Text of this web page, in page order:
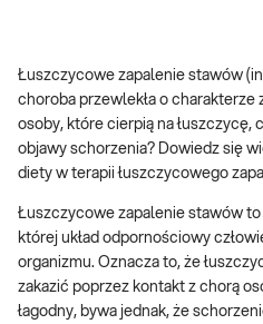
Łuszczycowe zapalenie stawów
choroba przewlekła o charakterze
osoby, które cierpią na łuszczycę,
objawy schorzenia? Dowiedz się
diety w terapii łuszczycowego
Łuszczycowe zapalenie stawów
której układ odpornościowy
organizmu. Oznacza to, że
zakazić poprzez kontakt z chorą
łagodny, bywa jednak, że